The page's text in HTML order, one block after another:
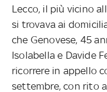
Lecco, il più vicino
si trovava ai
che Genovese, 45
Isolabella e Davide
ricorrere in appello
settembre, con rito